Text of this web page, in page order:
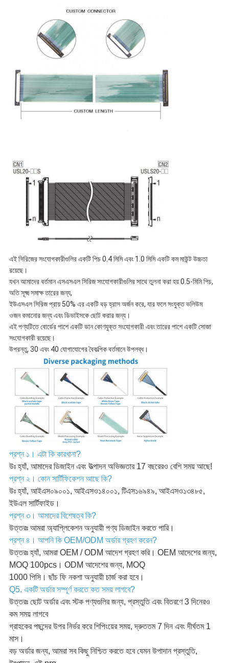
এই সিরিজের সংযোগকারীগুলির একটি পিচ 0.4 মিমি এবং 1.0 মিমি একটি কম মাউন্ট উচ্চতা
রয়েছে।
যখন আমাদের বর্তমান এসএসএল সিরিজ সংযোগকারীগুলির সাথে তুলনা করা হয় 0.5-মিমি পিচ,
অতি সূক্ষ্ম সমাক্ষ তারের জন্য,
ইউএসএল সিরিজ প্রায় 50% এর একটি বড় হ্রাস অর্জন করে, যার ফলে সংযুক্ত ভলিউম
ওজন কমানোর জন্য এবং ডিভাইসকে ছোট করার জন্য।
এই পণ্যটিতে বোর্ডের পাশে একটি ডান কোণযুক্ত সংযোগকারী এবং তারের পাশে একটি সোজা
সংযোগকারী রয়েছে।
উপরন্তু, 30 এবং 40 যোগাযোগের বৈকল্পিক বর্তমানে উপলব্ধ।
প্রশ্ন ১। এটা কি কারখানা?
উঃ হ্যাঁ, আমাদের ডিজাইন এবং উত্পাদন অভিজ্ঞতার 17 বছরেরও বেশি সময় আছে!
প্রশ্ন ২। কোন সার্টিফিকেশন আছে কি?
উঃ হ্যাঁ, আইএস০৯০০১, আইএসও১৪০০১, টিএস১৬৯৪৯, আইএসও১৩৪৮৫,
ইউএল সার্টিফাইড।
প্রশ্ন ৩। আমাদের বিশেষত্ব কি?
উত্তরঃ আমরা অ্যাপ্লিকেশন অনুযায়ী পণ্য ডিজাইন করতে পারি।
প্রশ্ন ৪। আপনি কি OEM/ODM অর্ডার গ্রহণ করেন?
উত্তরঃ হ্যাঁ, আমরা OEM / ODM আদেশ গ্রহণ করি। OEM আদেশের জন্য,
MOQ 100pcs। ODM আদেশের জন্য, MOQ
1000 পিসি। ছাঁচ ফি নকশা অনুযায়ী চার্জ করা হবে।
Q5. একটি অর্ডার সম্পূর্ণ করতে কত সময় লাগবে?
উত্তরঃ ছোট অর্ডার এবং স্টক পণ্যগুলির জন্য, প্রস্তুতি এবং বিতরণে 3 দিনেরও
কম সময় লাগবে
গ্রাহকের পছন্দের উপর নির্ভর করে শিপিংয়ের সময়, দ্রুততম 7 দিন এবং দীর্ঘতম 1
মাস।
বড় অর্ডার জন্য, আমরা সব কিছু নিশ্চিত করতে হবে যেমন উপাদান প্রস্তুতি,